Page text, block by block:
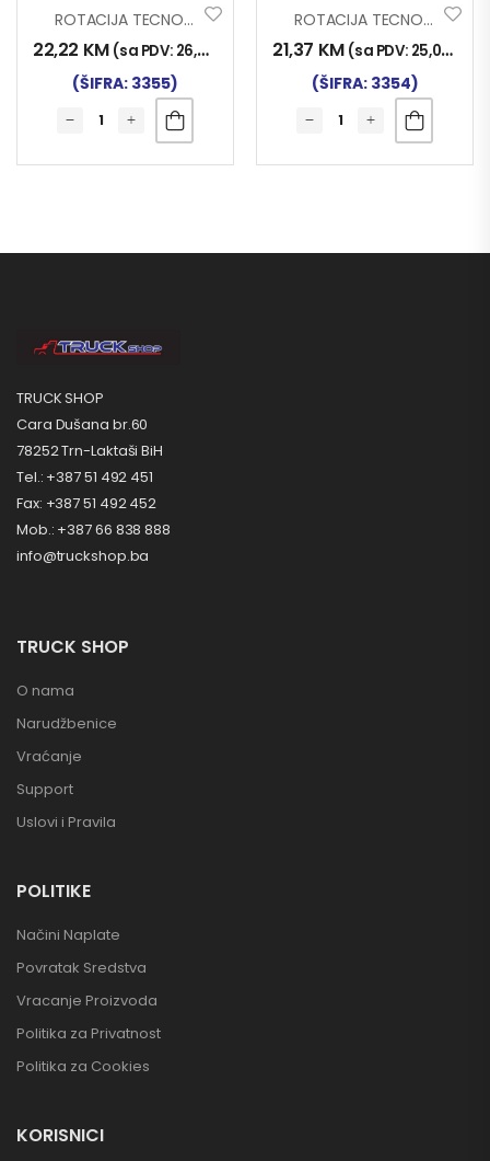
ROTACIJA TECNOPOINT 24V
22,22 KM (sa PDV: 26,00
(ŠIFRA: 3355)
ROTACIJA TECNOPOINT 12V
21,37 KM (sa PDV: 25,00
(ŠIFRA: 3354)
TRUCK SHOP
Cara Dušana br.60
78252 Trn-Laktaši BiH
Tel.: +387 51 492 451
Fax: +387 51 492 452
Mob.: +387 66 838 888
info@truckshop.ba
TRUCK SHOP
O nama
Narudžbenice
Vraćanje
Support
Uslovi i Pravila
POLITIKE
Načini Naplate
Povratak Sredstva
Vracanje Proizvoda
Politika za Privatnost
Politika za Cookies
KORISNICI